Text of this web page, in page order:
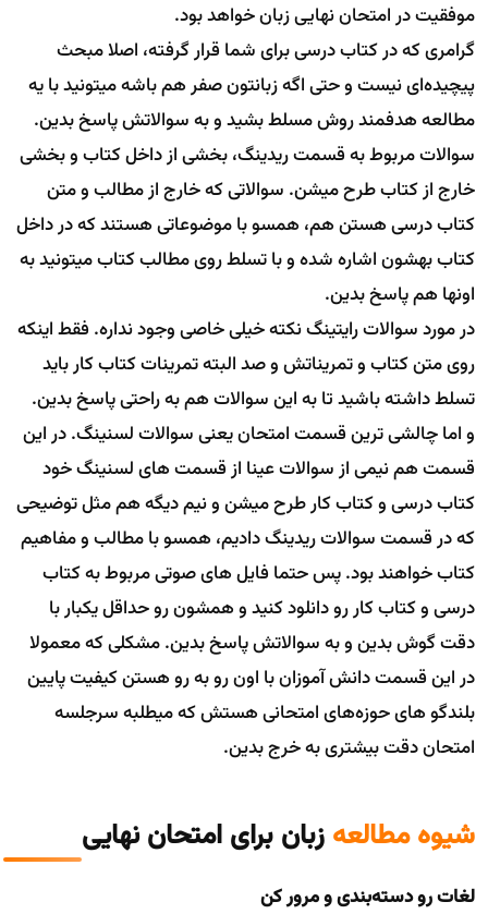
موفقیت در امتحان نهایی زبان خواهد بود.
گرامری که در کتاب درسی برای شما قرار گرفته، اصلا مبحث
پیچیده‌ای نیست و حتی اگه زبانتون صفر هم باشه میتونید با یه
مطالعه هدفمند روش مسلط بشید و به سوالاتش پاسخ بدین.
سوالات مربوط به قسمت ریدینگ، بخشی از داخل کتاب و بخشی
خارج از کتاب طرح میشن. سوالاتی که خارج از مطالب و متن
کتاب درسی هستن هم، همسو با موضوعاتی هستند که در داخل
کتاب بهشون اشاره شده و با تسلط روی مطالب کتاب میتونید به
اونها هم پاسخ بدین.
در مورد سوالات رایتینگ نکته خیلی خاصی وجود نداره. فقط اینکه
روی متن کتاب و تمریناتش و صد البته تمرینات کتاب کار باید
تسلط داشته باشید تا به این سوالات هم به راحتی پاسخ بدین.
و اما چالشی ترین قسمت امتحان یعنی سوالات لسنینگ. در این
قسمت هم نیمی از سوالات عینا از قسمت های لسنینگ خود
کتاب درسی و کتاب کار طرح میشن و نیم دیگه هم مثل توضیحی
که در قسمت سوالات ریدینگ دادیم، همسو با مطالب و مفاهیم
کتاب خواهند بود. پس حتما فایل های صوتی مربوط به کتاب
درسی و کتاب کار رو دانلود کنید و همشون رو حداقل یکبار با
دقت گوش بدین و به سوالاتش پاسخ بدین. مشکلی که معمولا
در این قسمت دانش آموزان با اون رو به رو هستن کیفیت پایین
بلندگو های حوزه‌های امتحانی هستش که میطلبه سرجلسه
امتحان دقت بیشتری به خرج بدین.
شیوه مطالعه زبان برای امتحان نهایی
لغات رو دسته‌بندی و مرور کن